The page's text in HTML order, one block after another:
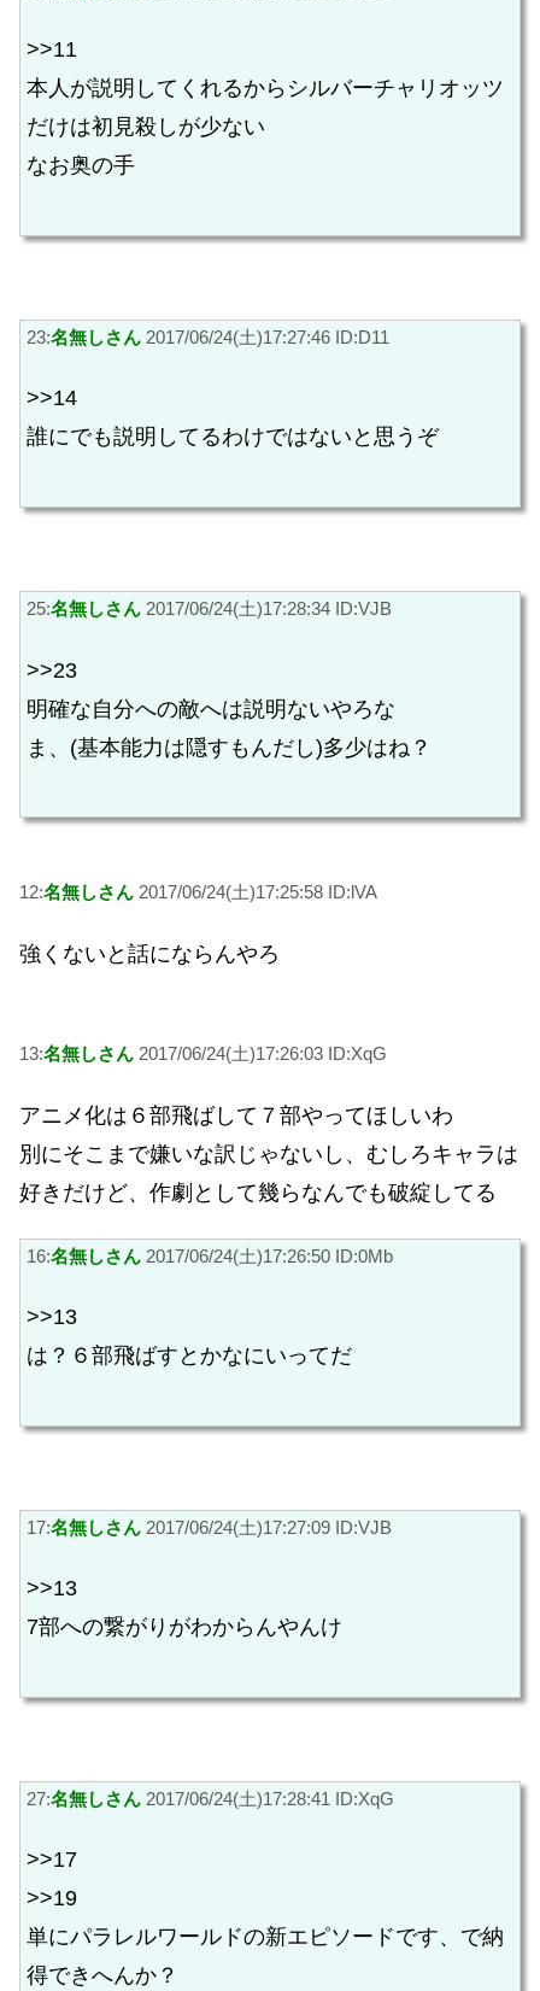
>>11
本人が説明してくれるからシルバーチャリオッツ
だけは初見殺しが少ない
なお奥の手
23:名無しさん 2017/06/24(土)17:27:46 ID:D11
>>14
誰にでも説明してるわけではないと思うぞ
25:名無しさん 2017/06/24(土)17:28:34 ID:VJB
>>23
明確な自分への敵へは説明ないやろな
ま、(基本能力は隠すもんだし)多少はね？
12:名無しさん 2017/06/24(土)17:25:58 ID:lVA
強くないと話にならんやろ
13:名無しさん 2017/06/24(土)17:26:03 ID:XqG
アニメ化は６部飛ばして７部やってほしいわ
別にそこまで嫌いな訳じゃないし、むしろキャラは
好きだけど、作劇として幾らなんでも破綻してる
16:名無しさん 2017/06/24(土)17:26:50 ID:0Mb
>>13
は？６部飛ばすとかなにいってだ
17:名無しさん 2017/06/24(土)17:27:09 ID:VJB
>>13
7部への繋がりがわからんやんけ
27:名無しさん 2017/06/24(土)17:28:41 ID:XqG
>>17
>>19
単にパラレルワールドの新エピソードです、で納
得できへんか？